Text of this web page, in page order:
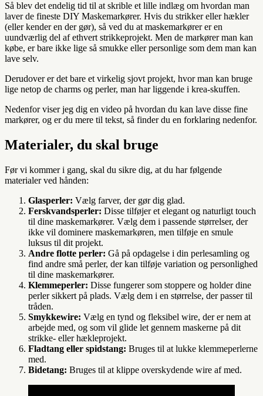
Så blev det endelig tid til at skrible et lille indlæg om hvordan man
laver de fineste DIY Maskemarkører. Hvis du strikker eller hækler
(eller kender en der gør), så ved du at maskemarkører er en
uundværlig del af ethvert strikkeprojekt. Men de markører man kan
købe, er bare ikke lige så smukke eller personlige som dem man kan
lave selv.
Derudover er det bare et virkelig sjovt projekt, hvor man kan bruge
lige netop de charms og perler, man har liggende i krea-skuffen.
Nedenfor viser jeg dig en video på hvordan du kan lave disse fine
markører, og er du mere til tekst, så finder du en forklaring nedenfor.
Materialer, du skal bruge
Før vi kommer i gang, skal du sikre dig, at du har følgende
materialer ved hånden:
Glasperler: Vælg farver, der gør dig glad.
Ferskvandsperler: Disse tilføjer et elegant og naturligt touch
til dine maskemarkører. Vælg dem i passende størrelser, der
ikke vil dominere maskemarkøren, men tilføje en smule
luksus til dit projekt.
Andre flotte perler: Gå på opdagelse i din perlesamling og
find andre små perler, der kan tilføje variation og personlighed
til dine maskemarkører.
Klemmeperler: Disse fungerer som stoppere og holder dine
perler sikkert på plads. Vælg dem i en størrelse, der passer til
tråden.
Smykkewire: Vælg en tynd og fleksibel wire, der er nem at
arbejde med, og som vil glide let gennem maskerne på dit
strikke- eller hækleprojekt.
Fladtang eller spidstang: Bruges til at lukke klemmeperlerne
med.
Bidetang: Bruges til at klippe overskydende wire af med.